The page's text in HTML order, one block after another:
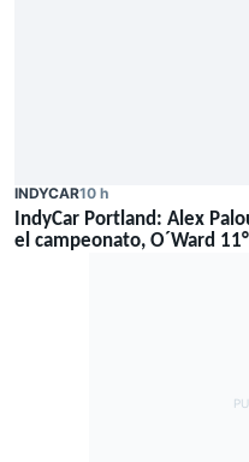
INDYCAR10 h
IndyCar Portland: Alex
el campeonato, O´Ward 11°